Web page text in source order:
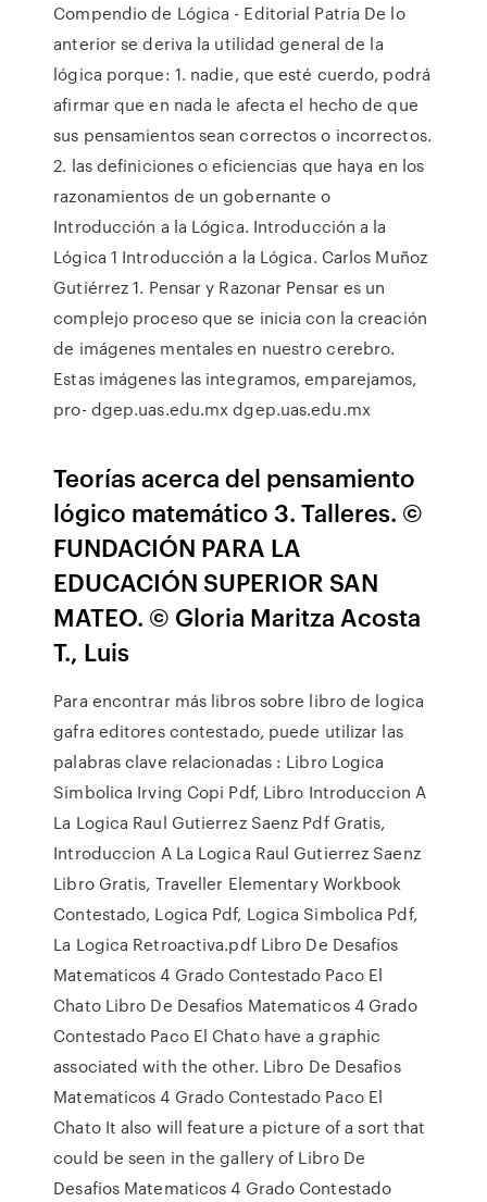
Compendio de Lógica - Editorial Patria De lo
anterior se deriva la utilidad general de la
lógica porque: 1. nadie, que esté cuerdo, podrá
afirmar que en nada le afecta el hecho de que
sus pensamientos sean correctos o incorrectos.
2. las definiciones o eficiencias que haya en los
razonamientos de un gobernante o
Introducción a la Lógica. Introducción a la
Lógica 1 Introducción a la Lógica. Carlos Muñoz
Gutiérrez 1. Pensar y Razonar Pensar es un
complejo proceso que se inicia con la creación
de imágenes mentales en nuestro cerebro.
Estas imágenes las integramos, emparejamos,
pro- dgep.uas.edu.mx dgep.uas.edu.mx
Teorías acerca del pensamiento
lógico matemático 3. Talleres. ©
FUNDACIÓN PARA LA
EDUCACIÓN SUPERIOR SAN
MATEO. © Gloria Maritza Acosta
T., Luis
Para encontrar más libros sobre libro de logica
gafra editores contestado, puede utilizar las
palabras clave relacionadas : Libro Logica
Simbolica Irving Copi Pdf, Libro Introduccion A
La Logica Raul Gutierrez Saenz Pdf Gratis,
Introduccion A La Logica Raul Gutierrez Saenz
Libro Gratis, Traveller Elementary Workbook
Contestado, Logica Pdf, Logica Simbolica Pdf,
La Logica Retroactiva.pdf Libro De Desafios
Matematicos 4 Grado Contestado Paco El
Chato Libro De Desafios Matematicos 4 Grado
Contestado Paco El Chato have a graphic
associated with the other. Libro De Desafios
Matematicos 4 Grado Contestado Paco El
Chato It also will feature a picture of a sort that
could be seen in the gallery of Libro De
Desafios Matematicos 4 Grado Contestado